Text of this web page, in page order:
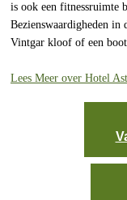
is ook een fitnessruimte
Bezienswaardigheden
Vintgar kloof of een
Lees Meer over Hotel